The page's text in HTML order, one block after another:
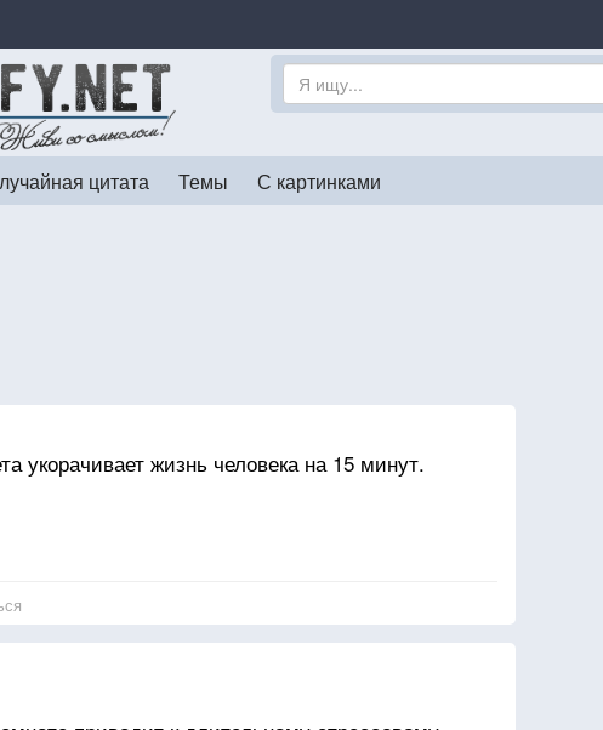
цитата Темы С картинками
укорачивает жизнь человека на 15 минут.